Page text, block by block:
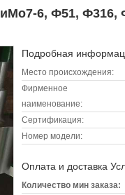
6, Ф51, Ф316,
Подробная
Место происхождения:
Фирменное
наименование:
Сертификация:
Номер модели:
Оплата и доставка
Количество мин заказа: